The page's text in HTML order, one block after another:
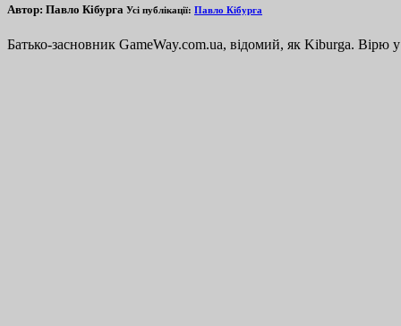
Автор: Павло Кібурга Усі публікації: Павло Кібурга
Батько-засновник GameWay.com.ua, відомий, як Kiburga. Вірю у